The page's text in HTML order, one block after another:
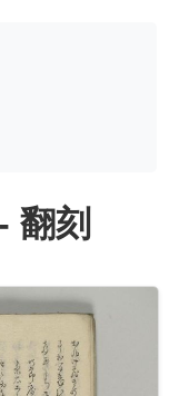
翻刻